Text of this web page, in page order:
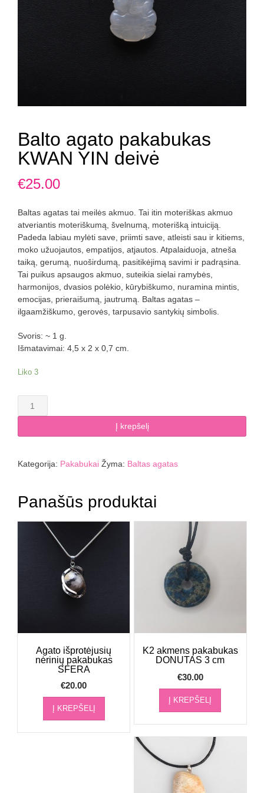
Balto agato pakabukas
KWAN YIN deivė
€25.00
Baltas agatas tai meilės akmuo. Tai itin moteriškas akmuo
atveriantis moteriškumą, švelnumą, moterišką intuiciją.
Padeda labiau mylėti save, priimti save, atleisti sau ir kitiems,
moko užuojautos, empatijos, atjautos. Atpalaiduoja, atneša
taiką, gerumą, nuoširdumą, pasitikėjimą savimi ir padrąsina.
Tai puikus apsaugos akmuo, suteikia sielai ramybės,
harmonijos, dvasios polėkio, kūrybiškumo, nuramina mintis,
emocijas, prieraišumą, jautrumą. Baltas agatas –
ilgaamžiškumo, gerovės, tarpusavio santykių simbolis.
Svoris: ~ 1 g.
Išmatavimai: 4,5 x 2 x 0,7 cm.
Liko 3
produkto
kiekis:
agato
KWAN
Į krepšelį
Kategorija: Pakabukai Žyma: Baltas agatas
Panašūs produktai
Agato išprotėjusių
nėrinių pakabukas
SFERA
€20.00
Į KREPŠELĮ
K2 akmens pakabukas
DONUTAS 3 cm
€30.00
Į KREPŠELĮ